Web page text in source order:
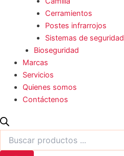
Cerramientos
Postes infrarrojos
Sistemas de seguridad
Bioseguridad
Marcas
Servicios
Quienes somos
Contáctenos